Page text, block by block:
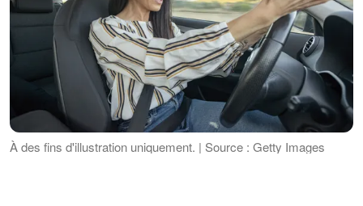
À des fins d'illustration uniquement. | Source : Getty Images